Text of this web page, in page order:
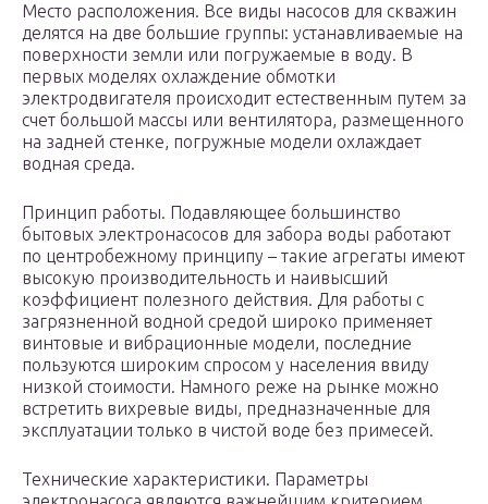
Место расположения. Все виды насосов для скважин
делятся на две большие группы: устанавливаемые на
поверхности земли или погружаемые в воду. В
первых моделях охлаждение обмотки
электродвигателя происходит естественным путем за
счет большой массы или вентилятора, размещенного
на задней стенке, погружные модели охлаждает
водная среда.
Принцип работы. Подавляющее большинство
бытовых электронасосов для забора воды работают
по центробежному принципу – такие агрегаты имеют
высокую производительность и наивысший
коэффициент полезного действия. Для работы с
загрязненной водной средой широко применяет
винтовые и вибрационные модели, последние
пользуются широким спросом у населения ввиду
низкой стоимости. Намного реже на рынке можно
встретить вихревые виды, предназначенные для
эксплуатации только в чистой воде без примесей.
Технические характеристики. Параметры